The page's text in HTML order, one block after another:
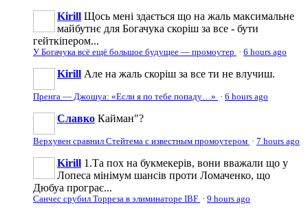
Kirill Щось мені здається що на жаль максимальне
майбутнє для Богачука скоріш за все - бути
гейткіпером...
У Богачука всё ещё большое будущее — промоутер · 6 hours ago
Kirill Але на жаль скоріш за все ти не влучиш.
Пренга — Джошуа: «Если я по тебе попаду…» · 6 hours ago
Славко Кайман"?
Верхувен сравнил Стейтема с известным промоутером · 7 hours ago
Kirill 1.Та пох на букмекерів, вони вважали що у
Лопеса мінімум шансів проти Ломаченко, що
Дюбуа програє...
Санчес срубил Торреза в элиминаторе IBF · 9 hours ago